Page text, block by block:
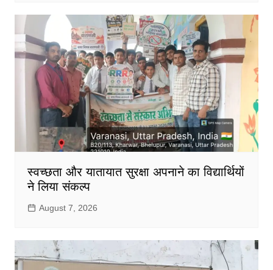
स्वच्छता और यातायात सुरक्षा अपनाने का विद्यार्थियों
ने लिया संकल्प
August 7, 2026